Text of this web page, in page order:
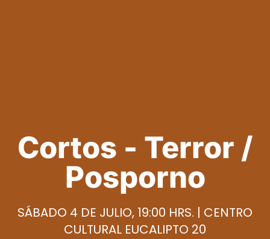
Cortos - Terror /
Posporno
SÁBADO 4 DE JULIO, 19:00 HRS. | CENTRO
CULTURAL EUCALIPTO 20